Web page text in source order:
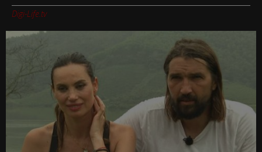
Digi-Life.tv